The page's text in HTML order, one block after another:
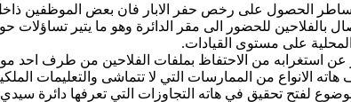
الحصول على رخص حفر الابار فان بعض الموظفين ذاخل
بالفلاحين للحضور الى مقر الدائرة وهو ما يتير
على مستوى القيادات.
استغرابه من الاحتفاظ بملفات الفلاحين من طرف احد
الانواع من الممارسات التي لا تتماشى والتعليمات
لفتح تحقيق في هاته التجاوزات التي تعرفها دائرة سيدي